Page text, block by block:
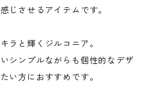
じさせるアイテムです。
ラと輝くジルコニア。
シンプルながらも個性的なデザ
い方におすすめです。